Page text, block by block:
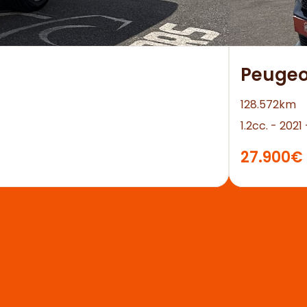
128.572km
1.2cc. -
27.900€